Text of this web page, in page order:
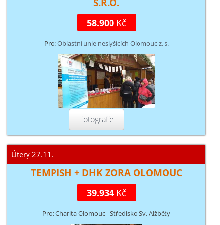
S.R.O.
58.900Kč
Pro:Oblastní unie neslyšících Olomouc z. s.
fotografie
Úterý 27.11.
TEMPISH + DHK ZORA OLOMOUC
39.934Kč
Pro: Charita Olomouc - Středisko Sv. Alžběty